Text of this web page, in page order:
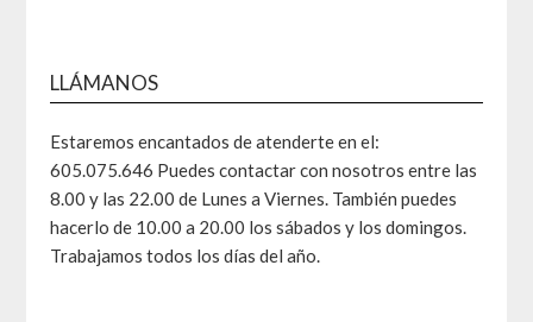
LLÁMANOS
Estaremos encantados de atenderte en el:
605.075.646 Puedes contactar con nosotros entre las
8.00 y las 22.00 de Lunes a Viernes. También puedes
hacerlo de 10.00 a 20.00 los sábados y los domingos.
Trabajamos todos los días del año.